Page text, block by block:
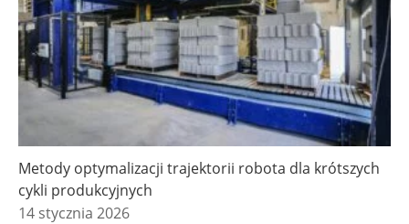
Metody optymalizacji trajektorii robota dla krótszych
cykli produkcyjnych
14 stycznia 2026